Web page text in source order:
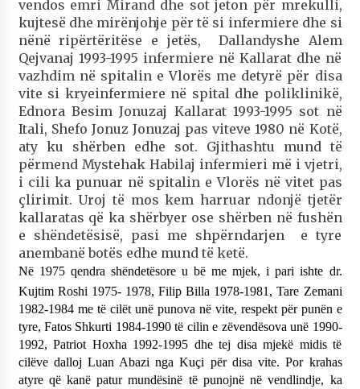
vendos emri Mirand dhe sot jeton për mrekulli,
kujtesë dhe mirënjohje për të si infermiere dhe si
nënë ripërtëritëse e jetës, Dallandyshe Alem
Qejvanaj 1993-1995 infermiere në Kallarat dhe në
vazhdim në spitalin e Vlorës me detyrë për disa
vite si kryeinfermiere në spital dhe poliklinikë,
Ednora Besim Jonuzaj Kallarat 1993-1995 sot në
Itali, Shefo Jonuz Jonuzaj pas viteve 1980 në Kotë,
aty ku shërben edhe sot. Gjithashtu mund të
përmend Mystehak Habilaj infermieri më i vjetri,
i cili ka punuar në spitalin e Vlorës në vitet pas
çlirimit. Uroj të mos kem harruar ndonjë tjetër
kallaratas që ka shërbyer ose shërben në fushën
e shëndetësisë, pasi me shpërndarjen e tyre
anembanë botës edhe mund të ketë.
Në 1975 qendra shëndetësore u bë me mjek, i pari ishte dr.
Kujtim Roshi 1975- 1978, Filip Billa 1978-1981, Tare Zemani
1982-1984 me të cilët unë punova në vite, respekt për punën e
tyre, Fatos Shkurti 1984-1990 të cilin e zëvendësova unë 1990-
1992, Patriot Hoxha 1992-1995 dhe tej disa mjekë midis të
cilëve dalloj Luan Abazi nga Kuçi për disa vite. Por krahas
atyre që kanë patur mundësinë të punojnë në vendlindje, ka